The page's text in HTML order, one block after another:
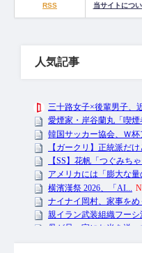
RSS 当サイトにつ
人気記事